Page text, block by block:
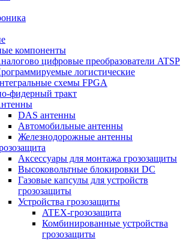
компоненты
цифровые преобразователи ATSP
логистические
схемы FPGA
фидерный тракт
DAS антенны
Автомобильные антенны
Железнодорожные антенны
Аксессуары для монтажа грозозащиты
Высоковольтные блокировки DC
Газовые капсулы для устройств
грозозащиты
Устройства грозозащиты
ATEX-грозозащита
Комбинированные устройства
грозозащиты